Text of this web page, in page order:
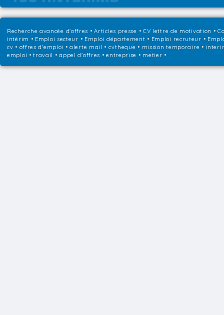
Recherche avancée d'offres •Articles presse • CV lettre de motivation •
intérim • Emploi secteur • Emploi département • Emploi recruteur •
cv • offres d'emploi • alerte mail • cvtheque • mission temporaire •
emploi • travail • appel d'offres • entreprise • metier •